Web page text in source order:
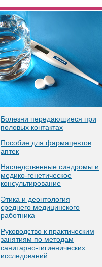
Болезни передающиеся при
половых контактах
Пособие для фармацевтов
аптек
Наследственные синдромы и
медико-генетическое
консультирование
Этика и деонтология
среднего медицинского
работника
Руководство к практическим
занятиям по методам
санитарно-гигиенических
исследований